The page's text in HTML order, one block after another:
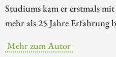
Studiums kam er erstmals
mehr als 25 Jahre Erfahrung
Mehr zum Autor